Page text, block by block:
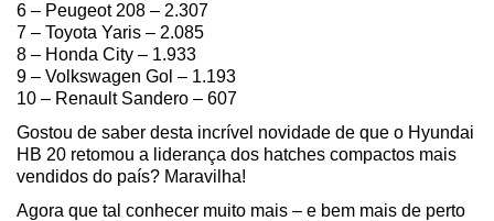
6 – Peugeot 208 – 2.307
7 – Toyota Yaris – 2.085
8 – Honda City – 1.933
9 – Volkswagen Gol – 1.193
10 – Renault Sandero – 607
Gostou de saber desta incrível novidade de que o Hyundai
HB 20 retomou a liderança dos hatches compactos mais
vendidos do país? Maravilha!
Agora que tal conhecer muito mais – e bem mais de perto